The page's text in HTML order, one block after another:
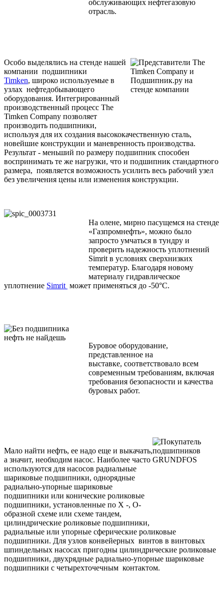
обслуживающих нефтегазовую
отрасль.
Особо выделялись на стенде нашей
компании подшипники
Timken, широко используемые в
узлах нефтедобывающего
оборудования. Интегрированный
производственный процесс The
Timken Company позволяет
производить подшипники,
используя для их создания высококачественную сталь,
новейшие конструкции и маневренность производства.
Результат - меньший по размеру подшипник способен
воспринимать те же нагрузки, что и подшипник стандартного
размера, появляется возможность усилить весь рабочий узел
без увеличения цены или изменения конструкции.
На олене, мирно пасущемся на стенде
«Газпромнефть», можно было
запросто умчаться в тундру и
проверить надежность уплотнений
Simrit в условиях сверхнизких
температур. Благодаря новому
материалу гидравлическое
уплотнение Simrit может применяться до -50°С.
Буровое оборудование,
представленное на
выставке, соответствовало всем
современным требованиям, включая
требования безопасности и качества
буровых работ.
Мало найти нефть, ее надо еще и выкачать,
а значит, необходим насос. Наиболее часто
используются для насосов радиальные
шариковые подшипники, однорядные
радиально-упорные шариковые
подшипники или конические роликовые
подшипники, установленные по Х -, О-
образной схеме или схеме тандем,
цилиндрические роликовые подшипники,
радиальные или упорные сферические роликовые
подшипники. Для узлов конвейерных винтов в винтовых
шпиндельных насосах пригодны цилиндрические роликовые
подшипники, двухрядные радиально-упорные шариковые
подшипники с четырехточечным контактом.